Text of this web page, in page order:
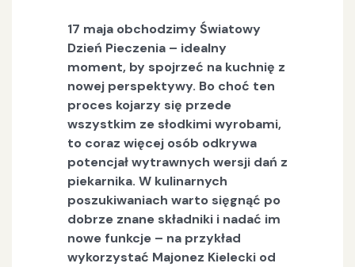
17 maja obchodzimy Światowy
Dzień Pieczenia – idealny
moment, by spojrzeć na kuchnię z
nowej perspektywy. Bo choć ten
proces kojarzy się przede
wszystkim ze słodkimi wyrobami,
to coraz więcej osób odkrywa
potencjał wytrawnych wersji dań z
piekarnika. W kulinarnych
poszukiwaniach warto sięgnąć po
dobrze znane składniki i nadać im
nowe funkcje – na przykład
wykorzystać Majonez Kielecki od